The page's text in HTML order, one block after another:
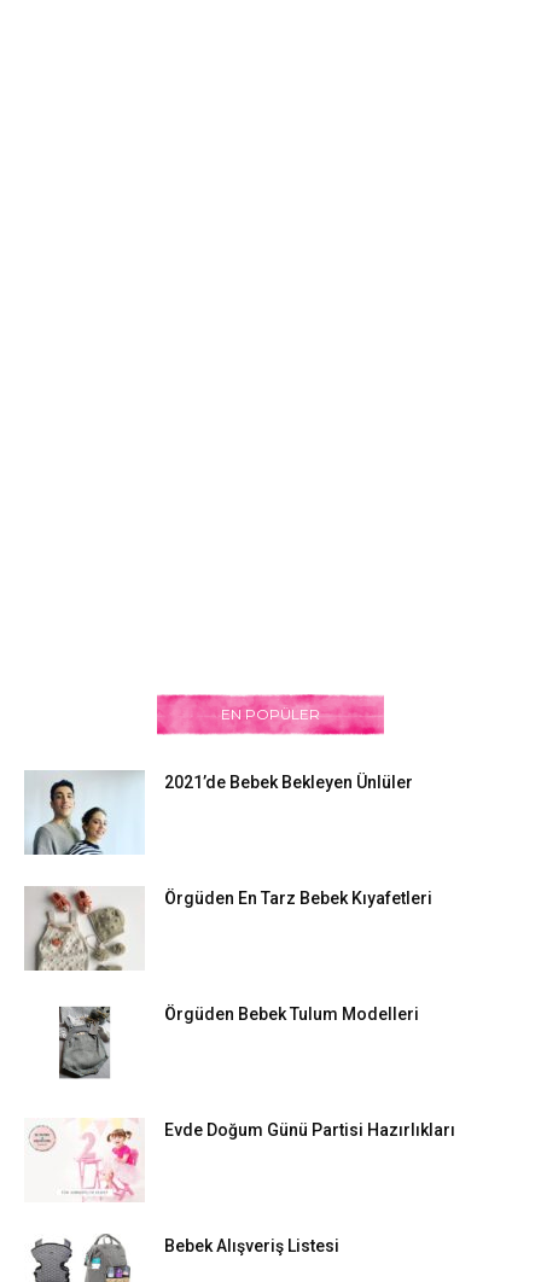
EN POPÜLER
2021’de Bebek Bekleyen Ünlüler
Örgüden En Tarz Bebek Kıyafetleri
Örgüden Bebek Tulum Modelleri
Evde Doğum Günü Partisi Hazırlıkları
Bebek Alışveriş Listesi